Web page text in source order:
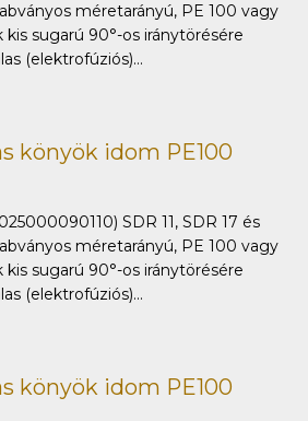
méretarányú, PE 100 vagy
sugarú 90°-os iránytörésére
(elektrofúziós)...
könyök idom PE100
SDR 11, SDR 17 és
méretarányú, PE 100 vagy
sugarú 90°-os iránytörésére
(elektrofúziós)...
könyök idom PE100